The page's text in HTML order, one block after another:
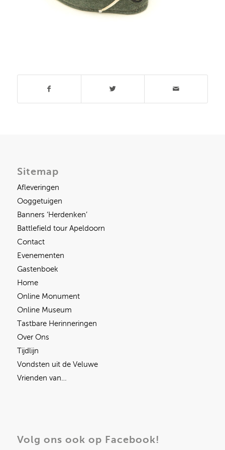
Sitemap
Afleveringen
Ooggetuigen
Banners ‘Herdenken’
Battlefield tour Apeldoorn
Contact
Evenementen
Gastenboek
Home
Online Monument
Online Museum
Tastbare Herinneringen
Over Ons
Tijdlijn
Vondsten uit de Veluwe
Vrienden van…
Volg ons ook op Facebook!